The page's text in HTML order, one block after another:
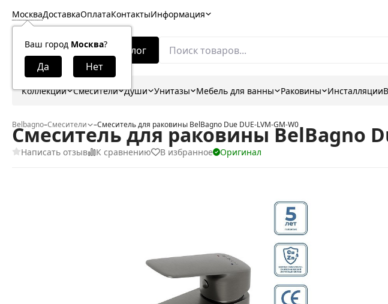
Москва
Ваш город Москва?
ДоставкаОплатаКонтактыИнформация
Каталог
Коллекции Смесители Души Унитазы Мебель для ванны Раковины Инсталляции
Belbagno–Смесители –Смеситель для раковины BelBagno Due DUE-LVM-GM-W0
Смеситель для раковины BelBagno
Написать отзыв К сравнению В избранное Оригинал